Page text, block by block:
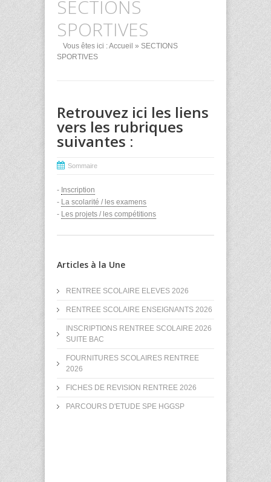
SECTIONS
SPORTIVES
Vous êtes ici :Accueil » SECTIONS
SPORTIVES
Retrouvez ici les liens
vers les rubriques
suivantes :
Sommaire
- Inscription
- La scolarité / les examens
- Les projets / les compétitions
Articles à la Une
RENTREE SCOLAIRE ELEVES 2026
RENTREE SCOLAIRE ENSEIGNANTS 2026
INSCRIPTIONS RENTREE SCOLAIRE 2026
SUITE BAC
FOURNITURES SCOLAIRES RENTREE
2026
FICHES DE REVISION RENTREE 2026
PARCOURS D'ETUDE SPE HGGSP